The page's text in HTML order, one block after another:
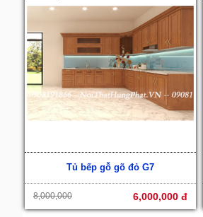
Tủ bếp gỗ gõ đỏ G7
8,000,000 6,000,000 đ